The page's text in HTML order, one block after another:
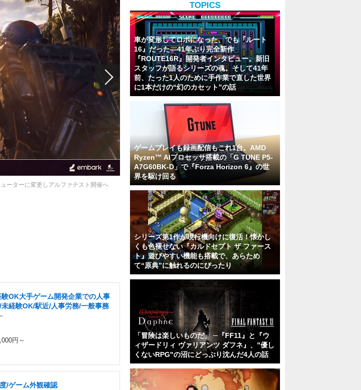
ーターに変更しアルファテスト開催へ
験OK大手ゲーム開発企業での人事
経験OK/駅近/人事労務/一般事務
円～
/ゲーム外観確認
TOPICS
車が変形してロボになった、でも『ルート
16』だった―41年ぶり完全新作
『ROUTE16R』開発者インタビュー。新旧
スタッフが語るシリーズの魂。そして41年
前、たった1人のために手作業で直した世界
に1本だけの“幻のカセット”の話
ゲームプレイも録画配信もこれ1台。AMD
Ryzen™ AIプロセッサ搭載の「G TUNE P5-
A7G60BK-D」で『Forza Horizon 6』の世
界を駆け回る
シリーズ第1作が現行機向けに復活！懐かし
くも色褪せない『カルドセプト ザ ファース
ト』遊びやすい機能も搭載で、あらため
て“原典”に触れるのにぴったり
「冒険は楽しいものだ」 ─『FF11』と『ウ
ィザードリィ ヴァリアンツ ダフネ』、"優し
くないRPG"の沼にどっぷり沈んだ4人の話